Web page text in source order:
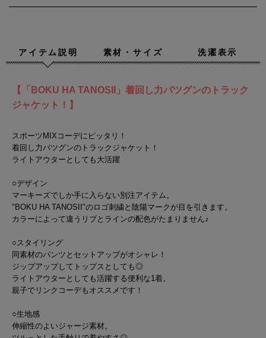
アイテム説明 素材・サイズ 洗濯表示
【「BOKU HA TANOSII」着回し力バツグンのトラック
ジャケット！】
スポーツMIXコーデにピッタリ！
着回し力バツグンのトラックジャケット！
ライトアウターとしても大活躍
○デザイン
マーキーズでしか手に入らない別注アイテム。
"BOKU HA TANOSII"のロゴ刺繍と陰陽マークが目を引きます。
カラーによって違うリブとラインの配色がたまりません♪
○スタイリング
同素材のパンツとセットアップがオシャレ！
ジップアップしてトップスとしても◎
ライトアウターとしても活躍する便利な1着。
親子でリンクコーデもオススメです！
○生地感
伸縮性のよいジャージ素材。